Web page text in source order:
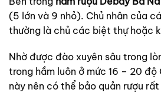
(5 lớn và 9 nhỏ). Chủ nhân của
thường là chủ các biệt thự hoặc
Nhờ được đào xuyên sâu trong
trong hầm luôn ở mức 16 – 20 độ
này nên có thể bảo quản rượu